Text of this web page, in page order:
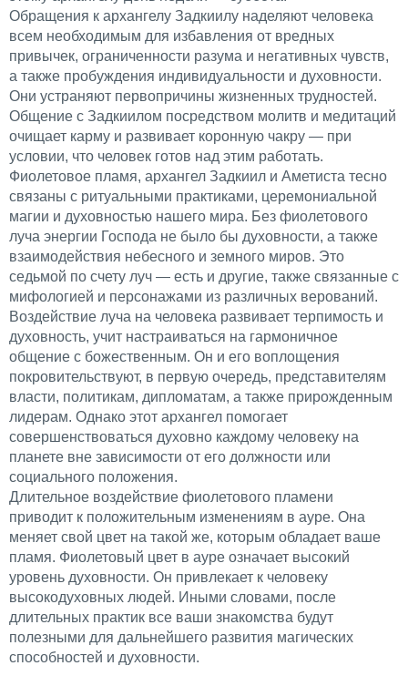
Обращения к архангелу Задкиилу наделяют человека
всем необходимым для избавления от вредных
привычек, ограниченности разума и негативных чувств,
а также пробуждения индивидуальности и духовности.
Они устраняют первопричины жизненных трудностей.
Общение с Задкиилом посредством молитв и медитаций
очищает карму и развивает коронную чакру — при
условии, что человек готов над этим работать.
Фиолетовое пламя, архангел Задкиил и Аметиста тесно
связаны с ритуальными практиками, церемониальной
магии и духовностью нашего мира. Без фиолетового
луча энергии Господа не было бы духовности, а также
взаимодействия небесного и земного миров. Это
седьмой по счету луч — есть и другие, также связанные с
мифологией и персонажами из различных верований.
Воздействие луча на человека развивает терпимость и
духовность, учит настраиваться на гармоничное
общение с божественным. Он и его воплощения
покровительствуют, в первую очередь, представителям
власти, политикам, дипломатам, а также прирожденным
лидерам. Однако этот архангел помогает
совершенствоваться духовно каждому человеку на
планете вне зависимости от его должности или
социального положения.
Длительное воздействие фиолетового пламени
приводит к положительным изменениям в ауре. Она
меняет свой цвет на такой же, которым обладает ваше
пламя. Фиолетовый цвет в ауре означает высокий
уровень духовности. Он привлекает к человеку
высокодуховных людей. Иными словами, после
длительных практик все ваши знакомства будут
полезными для дальнейшего развития магических
способностей и духовности.